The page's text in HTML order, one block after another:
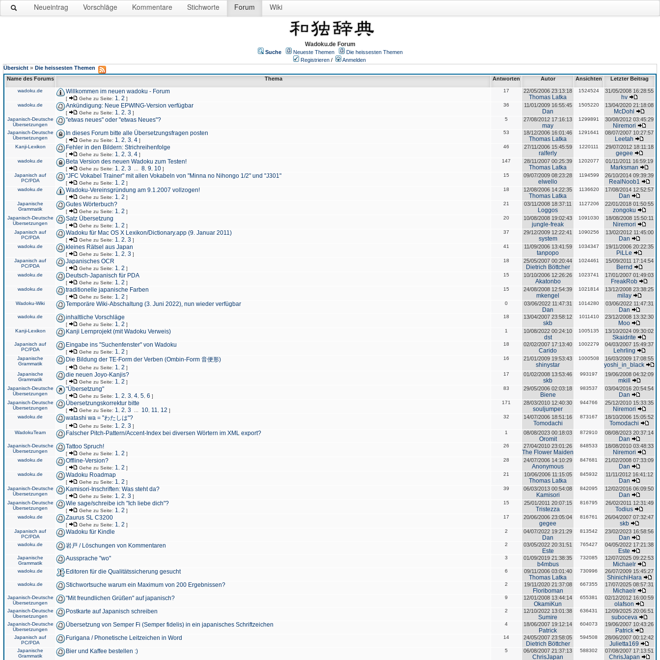
Neueintrag Vorschläge Kommentare Stichworte Forum Wiki
Wadoku.de Forum
Suche Neueste Themen
Die heissesten Themen
Registrieren /
Anmelden
Übersicht » Die heissesten Themen
Name des Forums
Thema Antworten Autor Ansichten Letzter Beitrag
wadoku.de Willkommen im neuen wadoku - Forum
[ Gehe zu Seite: 1 2 ]
17 22/05/2006 23:13:18
Thomas Latka
1524524 31/05/2008 16:28:55
hv
wadoku.de Ankündigung: Neue EPWING-Version verfügbar
[ Gehe zu Seite: 1 2 3 ]
36 11/01/2009 16:55:45
Dan
1505220 13/04/2020 21:18:08
McDohl
Japanisch-Deutsche
Übersetzungen
"etwas neues" oder "etwas Neues"? 5 27/08/2012 17:16:13
may
1299891 30/08/2012 03:45:29
Niremori
Japanisch-Deutsche
Übersetzungen
In dieses Forum bitte alle Übersetzungsfragen posten
[ Gehe zu Seite: 1 2 3 4 ]
53 18/12/2006 16:01:46
Thomas Latka
1291641 08/07/2007 10:27:57
Leetah
Kanji-Lexikon Fehler in den Bildern: Strichreihenfolge
[ Gehe zu Seite: 1 2 3 4 ]
46 27/11/2006 15:45:59
ralferly
1220111 29/07/2012 18:11:18
gegee
wadoku.de Beta Version des neuen Wadoku zum Testen!
[ Gehe zu Seite: 1 2 3 8 9 10 ]
147 28/11/2007 00:25:39
Thomas Latka
1202077 01/11/2011 16:59:19
Marksman
Japanisch auf
PC/PDA
"JFC Vokabel Trainer" mit allen Vokabeln von "Minna no Nihongo 1/2" und "J301"
[ Gehe zu Seite: 1 2 ]
15 09/07/2009 08:23:28
elwello
1194599 26/10/2014 09:39:39
RealNoob1
wadoku.de Wadoku-Vereinsgründung am 9.1.2007 vollzogen!
[ Gehe zu Seite: 1 2 ]
18 12/08/2006 14:22:35
Thomas Latka
1136620 17/08/2014 12:52:57
Dan
Japanische
Grammatik
Gutes Wörterbuch?
[ Gehe zu Seite: 1 2 ]
21 03/11/2008 18:37:11
Loggos
1127206 22/01/2018 01:50:55
zongoku
Japanisch-Deutsche
Übersetzungen
Satz Übersetzung
[ Gehe zu Seite: 1 2 ]
20 10/08/2008 19:02:43
jungle-freak
1091030 18/08/2008 15:50:11
Niremori
Japanisch auf
PC/PDA
Wadoku für Mac OS X Lexikon/Dictionary.app (9. Januar 2011)
[ Gehe zu Seite: 1 2 3 ]
37 29/12/2009 12:22:41
system
1090256 13/02/2012 11:45:00
Dan
wadoku.de kleines Rätsel aus Japan
[ Gehe zu Seite: 1 2 3 ]
41 11/09/2006 13:41:59
tanpopo
1034347 19/11/2006 20:22:35
PiLLe
Japanisch auf
PC/PDA
Japanisches OCR
[ Gehe zu Seite: 1 2 ]
18 25/05/2007 00:20:44
Dietrich Böttcher
1024461 15/09/2011 17:14:54
Bernd
wadoku.de Deutsch-Japanisch für PDA
[ Gehe zu Seite: 1 2 ]
15 10/10/2006 12:26:26
Akatonbo
1023741 17/01/2007 01:49:03
FreakRob
wadoku.de traditionelle japanische Farben
[ Gehe zu Seite: 1 2 ]
15 24/08/2008 12:54:39
mkengel
1021814 13/12/2008 23:38:25
milay
Wadoku-Wiki Temporäre Wiki-Abschaltung (3. Juni 2022), nun wieder verfügbar 0 03/06/2022 11:47:31
Dan
1014280 03/06/2022 11:47:31
Dan
wadoku.de inhaltliche Vorschläge
[ Gehe zu Seite: 1 2 ]
18 13/04/2007 23:58:12
skb
1011410 23/12/2008 13:32:30
Moo
Kanji-Lexikon Kanji Lernprojekt (mit Wadoku Verweis) 1 10/08/2022 00:24:10
dst
1005135 13/10/2024 09:30:02
Skaidrite
Japanisch auf
PC/PDA
Eingabe ins "Suchenfenster" von Wadoku
[ Gehe zu Seite: 1 2 ]
18 02/02/2007 17:13:40
Carido
1002279 04/03/2007 15:49:37
Lehrling
Japanische
Grammatik
Die Bildung der TE-Form der Verben (Ombin-Form 音便形)
[ Gehe zu Seite: 1 2 ]
16 21/01/2009 19:53:43
shinystar
1000508 16/03/2009 17:08:55
yoshi_in_black
Japanische
Grammatik
die neuen Joyo-Kanjis?
[ Gehe zu Seite: 1 2 ]
17 01/02/2008 13:53:46
skb
993197 19/06/2008 04:32:09
mkill
Japanisch-Deutsche
Übersetzungen
"Übersetzung"
[ Gehe zu Seite: 1 2 3 4 5 6 ]
83 29/05/2006 02:03:18
Biene
983537 03/04/2016 20:54:54
Dan
Japanisch-Deutsche
Übersetzungen
Übersetzungskorrektur bitte
[ Gehe zu Seite: 1 2 3 10 11 12 ]
171 28/03/2010 12:40:30
souljumper
944766 25/12/2010 15:33:35
Niremori
wadoku.de watashi wa = "わたしは"?
[ Gehe zu Seite: 1 2 3 ]
32 14/07/2006 18:51:16
Tomodachi
873167 18/10/2006 15:05:52
Tomodachi
WadokuTeam Falscher Pitch-Pattern/Accent-Index bei diversen Wörtern im XML export? 1 08/08/2023 00:18:03
Oromit
872910 08/08/2023 20:37:14
Dan
Japanisch-Deutsche
Übersetzungen
Tattoo Spruch!
[ Gehe zu Seite: 1 2 ]
26 27/04/2010 23:01:26
The Flower Maiden
848533 18/08/2010 03:48:33
Niremori
wadoku.de Offline-Version?
[ Gehe zu Seite: 1 2 ]
28 24/07/2006 14:10:29
Anonymous
847681 21/02/2008 07:33:09
Dan
wadoku.de Wadoku Roadmap
[ Gehe zu Seite: 1 2 ]
21 10/06/2006 11:15:05
Thomas Latka
845932 11/11/2012 16:41:12
Dan
Japanisch-Deutsche
Übersetzungen
Kamisori-Inschriften: Was steht da?
[ Gehe zu Seite: 1 2 3 ]
39 06/03/2013 00:54:08
Kamisori
842095 12/02/2016 06:09:50
Dan
Japanisch-Deutsche
Übersetzungen
Wie sage/schreibe ich "Ich liebe dich"?
[ Gehe zu Seite: 1 2 ]
15 25/01/2011 20:07:15
Tristezza
816795 26/02/2011 12:31:49
Todius
wadoku.de Zaurus SL C3200
[ Gehe zu Seite: 1 2 ]
17 20/06/2006 23:05:04
gegee
816761 26/04/2007 07:32:47
skb
Japanisch auf
PC/PDA
Wadoku für Kindle 2 04/07/2022 19:21:29
Dan
813542 23/02/2023 16:58:56
Dan
wadoku.de 岩戸 / Löschungen von Kommentaren 2 03/05/2022 20:31:51
Este
765427 04/05/2022 17:21:38
Este
Japanische
Grammatik
Aussprache "wo" 3 01/09/2019 21:38:35
b4mbus
732085 12/07/2025 09:22:53
Michaelr
wadoku.de Editoren für die Qualitätssicherung gesucht 6 09/11/2006 03:01:40
Thomas Latka
730996 26/07/2009 15:45:27
ShinichiHara
wadoku.de Stichwortsuche warum ein Maximum von 200 Ergebnissen? 2 19/11/2020 21:37:08
Floriboman
667355 17/07/2025 08:57:31
Michaelr
Japanisch-Deutsche
Übersetzungen
"Mit freundlichen Grüßen" auf japanisch? 9 12/01/2008 13:44:14
OkamiKun
655381 02/12/2012 16:00:59
olafson
Japanisch-Deutsche
Übersetzungen
Postkarte auf Japanisch schreiben 2 12/10/2022 13:01:38
Sumire
636431 12/09/2025 20:06:51
suboceva
Japanisch-Deutsche
Übersetzungen
Übersetzung von Semper Fi (Semper fidelis) in ein japanisches Schriftzeichen 4 18/06/2007 19:12:14
Patrick
604073 19/06/2007 10:43:26
Patrick
Japanisch auf
PC/PDA
Furigana / Phonetische Leitzeichen in Word 14 24/05/2007 23:58:05
Dietrich Böttcher
594508 28/06/2007 00:12:42
Julietta169
Japanische
Grammatik
Bier und Kaffee bestellen :) 5 06/08/2007 21:37:13
ChrisJapan
588302 07/08/2007 17:13:51
ChrisJapan